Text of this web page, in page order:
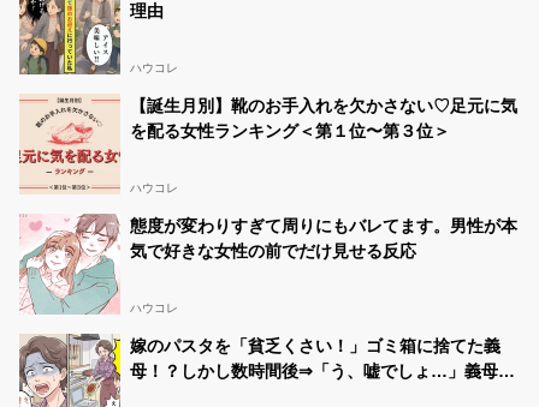
理由
ハウコレ
【誕生月別】靴のお手入れを欠かさない♡足元に気
を配る女性ランキング＜第１位〜第３位＞
ハウコレ
態度が変わりすぎて周りにもバレてます。男性が本
気で好きな女性の前でだけ見せる反応
ハウコレ
嫁のパスタを「貧乏くさい！」ゴミ箱に捨てた義
母！？しかし数時間後⇒「う、嘘でしょ…」義母が